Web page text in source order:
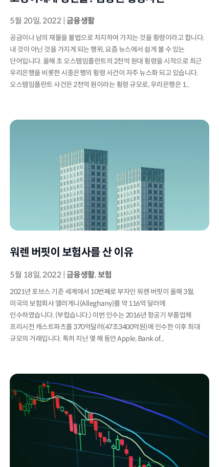
5월 20일, 2022 |금융생활
공금이나 남의 재물을 불법으로 차지하여 가지는 것을 횡령이라고 합니다.
내 것이 아닌 것을 가지게 되는 행위, 요즘 뉴스에서 쉽게 볼 수 있는
단어입니다. 올해 초 오스템임플란트의 2천억 원대 횡령을 시작으로 최근
우리은행을 비롯한 시중은행의 횡령 사건이 자주 뉴스화 되고 있습니다.
오스템임플란트 사건은 2천억 원이라는 횡령 규모로, 우리은행은 1...
워렌 버핏이 보험사를 산 이유
5월 18일, 2022 |금융생활,보험
2021년 포브스 기준 세계에서 10번째로 부자인 워렌 버핏이 올해 3월,
미국의 보험회사 앨러게니(Alleghany)를 약 116억 달러에
인수하였습니다. (부럽습니다.) 이번 인수는 2016년 항공기 부품업체
프리시전 캐스트파츠를 370억달러(47조3400억원)에 인수한 이후 최대
규모의 거래입니다. 특히 지난 몇 해 동안 Apple, Bank of...